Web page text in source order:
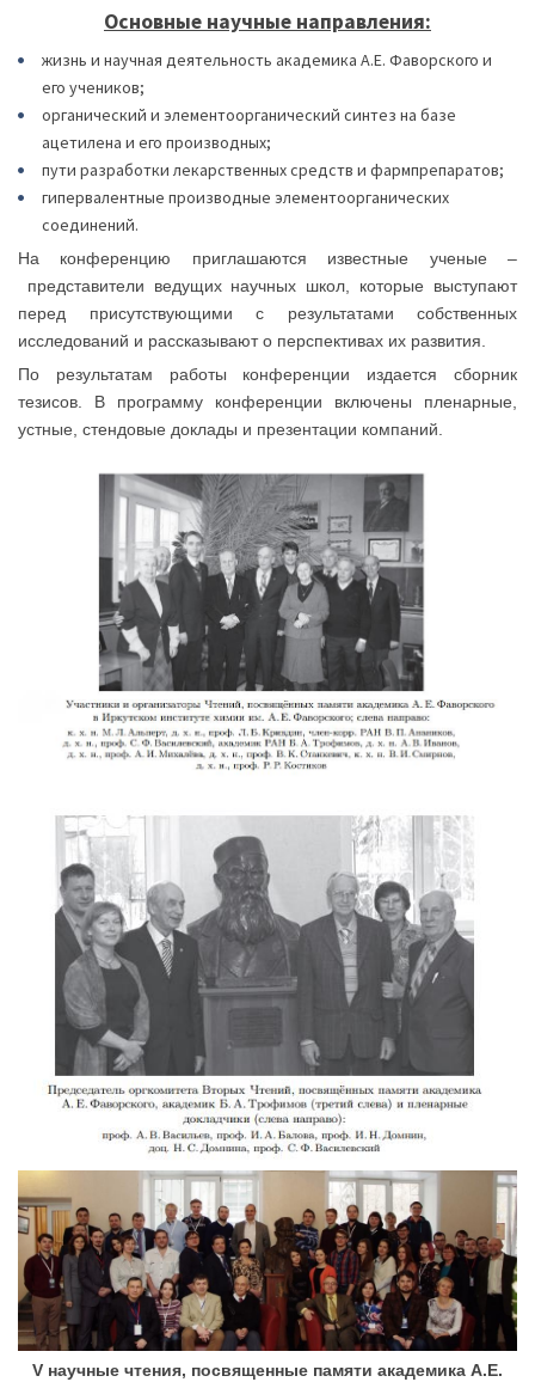
Основные научные направления:
жизнь и научная деятельность академика А.Е. Фаворского и
его учеников;
органический и элементоорганический синтез на базе
ацетилена и его производных;
пути разработки лекарственных средств и фармпрепаратов;
гипервалентные производные элементоорганических
соединений.
На конференцию приглашаются известные ученые –
представители ведущих научных школ, которые выступают
перед присутствующими с результатами собственных
исследований и рассказывают о перспективах их развития.
По результатам работы конференции издается сборник
тезисов. В программу конференции включены пленарные,
устные, стендовые доклады и презентации компаний.
V научные чтения, посвященные памяти академика А.Е.